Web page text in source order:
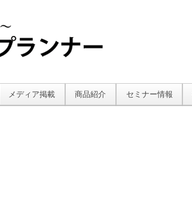
メディア掲載 商品紹介 セミナー情報